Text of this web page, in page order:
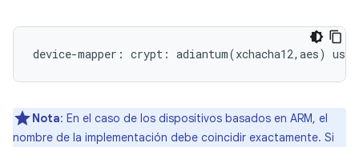
Nota: En el caso de los dispositivos basados en ARM, el
nombre de la implementación debe coincidir exactamente. Si